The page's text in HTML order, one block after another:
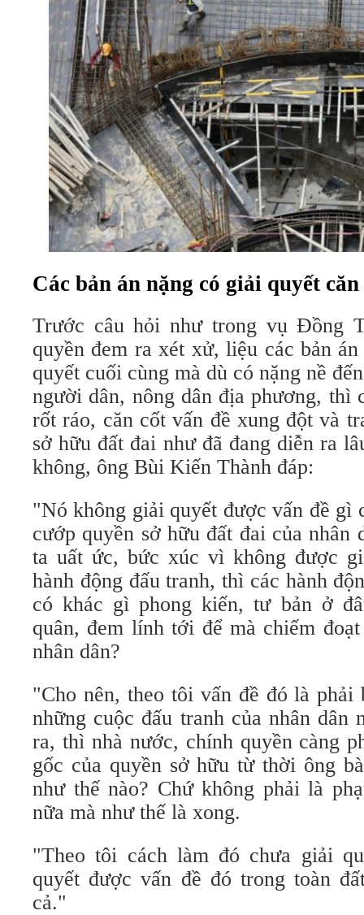
Các bản án nặng có giải quyết
Trước câu hỏi như trong vụ Đồng
quyền đem ra xét xử, liệu các bản
quyết cuối cùng mà dù có nặng nề
người dân, nông dân địa phương, thì
rốt ráo, căn cốt vấn đề xung đột và
sở hữu đất đai như đã đang diễn ra
không, ông Bùi Kiến Thành đáp:
"Nó không giải quyết được vấn đề gì
cướp quyền sở hữu đất đai của
ta uất ức, bức xúc vì không được
hành động đấu tranh, thì các hành
có khác gì phong kiến, tư bản ở
quân, đem lính tới để mà chiếm
nhân dân?
"Cho nên, theo tôi vấn đề đó là phải
những cuộc đấu tranh của nhân
ra, thì nhà nước, chính quyền càng
gốc của quyền sở hữu từ thời ông
như thế nào? Chứ không phải là
nữa mà như thế là xong.
"Theo tôi cách làm đó chưa giải
quyết được vấn đề đó trong toàn
cả."